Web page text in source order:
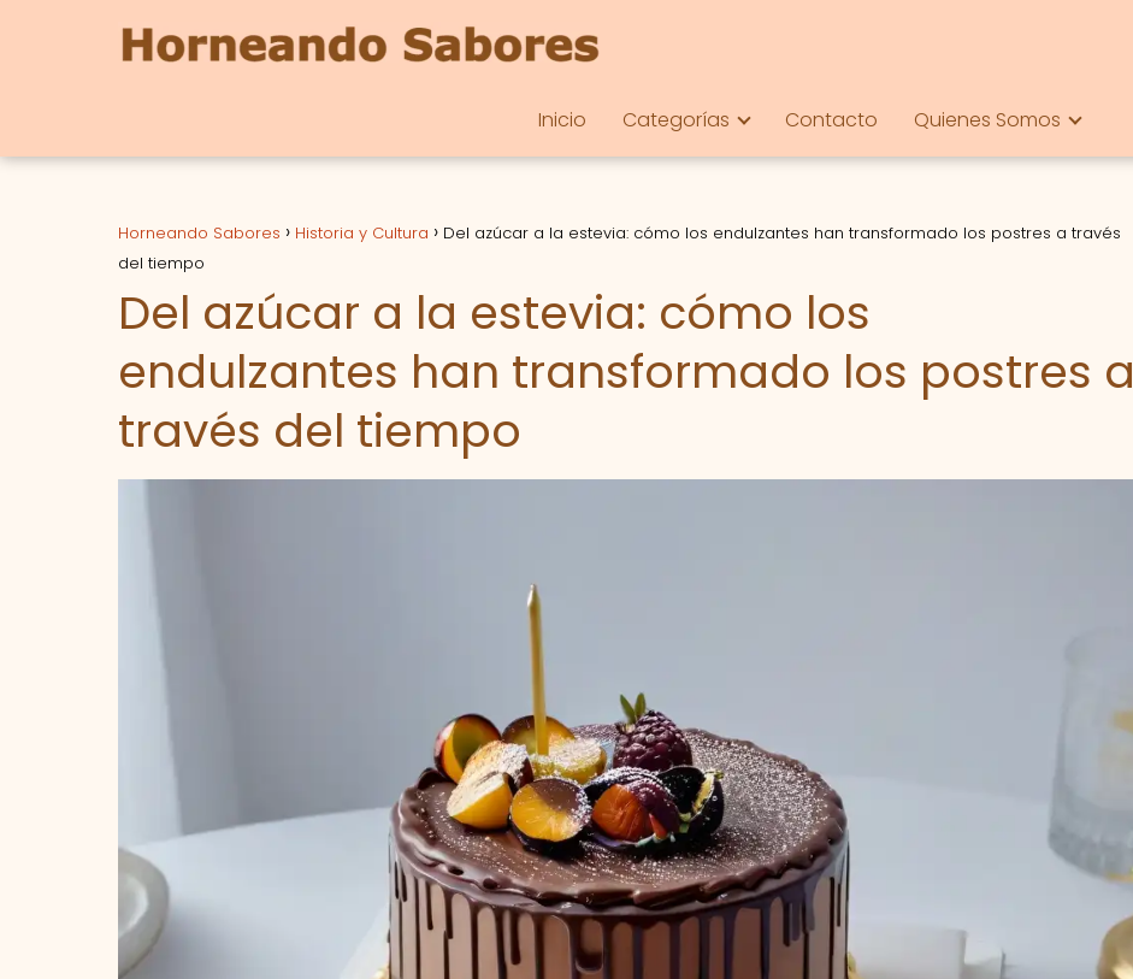
Inicio Categorías Contacto Quienes Somos
Horneando Sabores Historia y Cultura
Del azúcar a la estevia: cómo los endulzantes han transformado los postres a través
del tiempo
Del azúcar a la estevia: cómo los
endulzantes han transformado los postres a
través del tiempo